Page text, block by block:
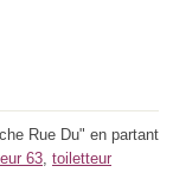
Rue Du" en partant
63, toiletteur